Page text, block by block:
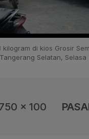
kilogram di kios Grosir
Selatan,
x 100